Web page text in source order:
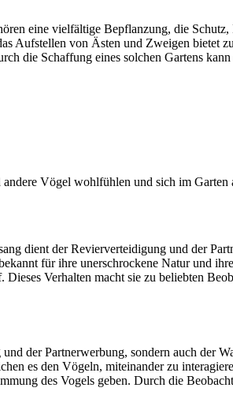
eine vielfältige Bepflanzung, die
Aufstellen von Ästen und Zweigen bietet
die Schaffung eines solchen Gartens
Vögel wohlfühlen und sich im Garten
dient der Revierverteidigung und der
für ihre unerschrockene Natur und
Verhalten macht sie zu beliebten
der Partnerwerbung, sondern auch der
es den Vögeln, miteinander zu
des Vogels geben. Durch die